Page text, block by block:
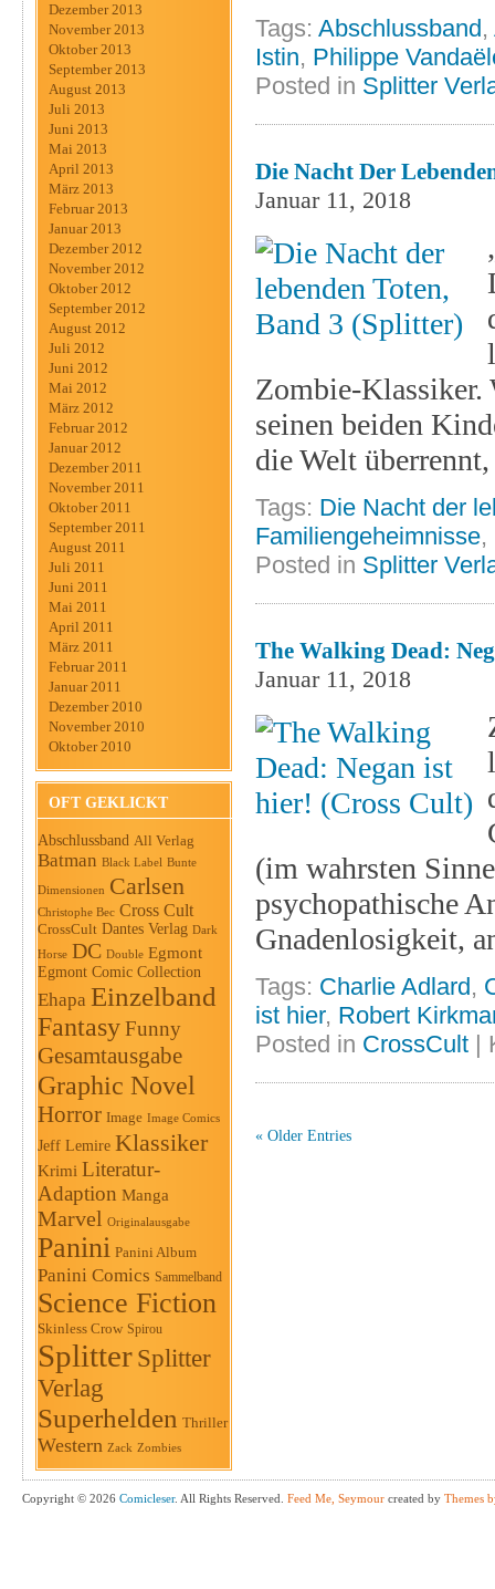
Dezember 2013
November 2013
Oktober 2013
September 2013
August 2013
Juli 2013
Juni 2013
Mai 2013
April 2013
März 2013
Februar 2013
Januar 2013
Dezember 2012
November 2012
Oktober 2012
September 2012
August 2012
Juli 2012
Juni 2012
Mai 2012
März 2012
Februar 2012
Januar 2012
Dezember 2011
November 2011
Oktober 2011
September 2011
August 2011
Juli 2011
Juni 2011
Mai 2011
April 2011
März 2011
Februar 2011
Januar 2011
Dezember 2010
November 2010
Oktober 2010
OFT GEKLICKT
Abschlussband All Verlag
Batman Black Label Bunte
Dimensionen Carlsen
Christophe Bec Cross Cult
CrossCult Dantes Verlag Dark
Horse DC Double Egmont
Egmont Comic Collection
Ehapa Einzelband
FantasyFunny
Gesamtausgabe
Graphic Novel
Horror Image Image Comics
Jeff Lemire Klassiker
Krimi Literatur-
Adaption Manga
Marvel Originalausgabe
Panini Panini Album
Panini Comics Sammelband
Science Fiction
Skinless Crow Spirou
Splitter Splitter
Verlag
Superhelden Thriller
Western Zack Zombies
Tags: Abschlussband,
Istin, Philippe
Posted in Splitter
Die Nacht Der
Januar 11, 2018
Zombie-Klassiker.
seinen beiden
die Welt
Tags: Die Nacht der
Familiengeheimnisse,
Posted in Splitter
The Walking Dead:
Januar 11, 2018
(im wahrsten
psychopathische
Gnadenlosigkeit,
Tags: Charlie Adlard,
ist hier, Robert
Posted in CrossCult |
« Older Entries
Copyright © 2026 Comicleser. All Rights Reserved. Feed Me, Seymour created by Themes